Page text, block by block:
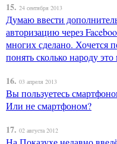
15. 24 сентября 2013
Думаю ввести
авторизацию через
многих сделано. Хочется
понять сколько народу
16. 03 апреля 2013
Вы пользуетесь
Или не смартфоном?
17. 02 августа 2012